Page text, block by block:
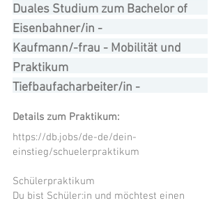
Engineering Bahningenieurwesen
mit Schwerpunkt Elektrotechnik
(m/w/d)
Duales Studium zum Bachelor of
Engineering Bahningenieurwesen
mit Schwerpunkt IT (m/w/d)
Eisenbahner/in -
Zugverkehrssteuerung
Kaufmann/-frau - Mobilität und
Verkehrsservice
Praktikum
Tiefbaufacharbeiter/in -
Details zum Praktikum:
https://db.jobs/de-de/dein-
einstieg/schuelerpraktikum
Schülerpraktikum
Du bist Schüler:in und möchtest einen